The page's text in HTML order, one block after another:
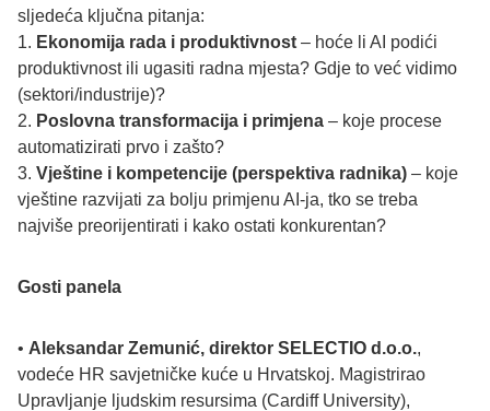
sljedeća ključna pitanja:
1. Ekonomija rada i produktivnost – hoće li AI podići
produktivnost ili ugasiti radna mjesta? Gdje to već vidimo
(sektori/industrije)?
2. Poslovna transformacija i primjena – koje procese
automatizirati prvo i zašto?
3. Vještine i kompetencije (perspektiva radnika) – koje
vještine razvijati za bolju primjenu AI-ja, tko se treba
najviše preorijentirati i kako ostati konkurentan?
Gosti panela
• Aleksandar Zemunić, direktor SELECTIO d.o.o.,
vodeće HR savjetničke kuće u Hrvatskoj. Magistrirao
Upravljanje ljudskim resursima (Cardiff University),